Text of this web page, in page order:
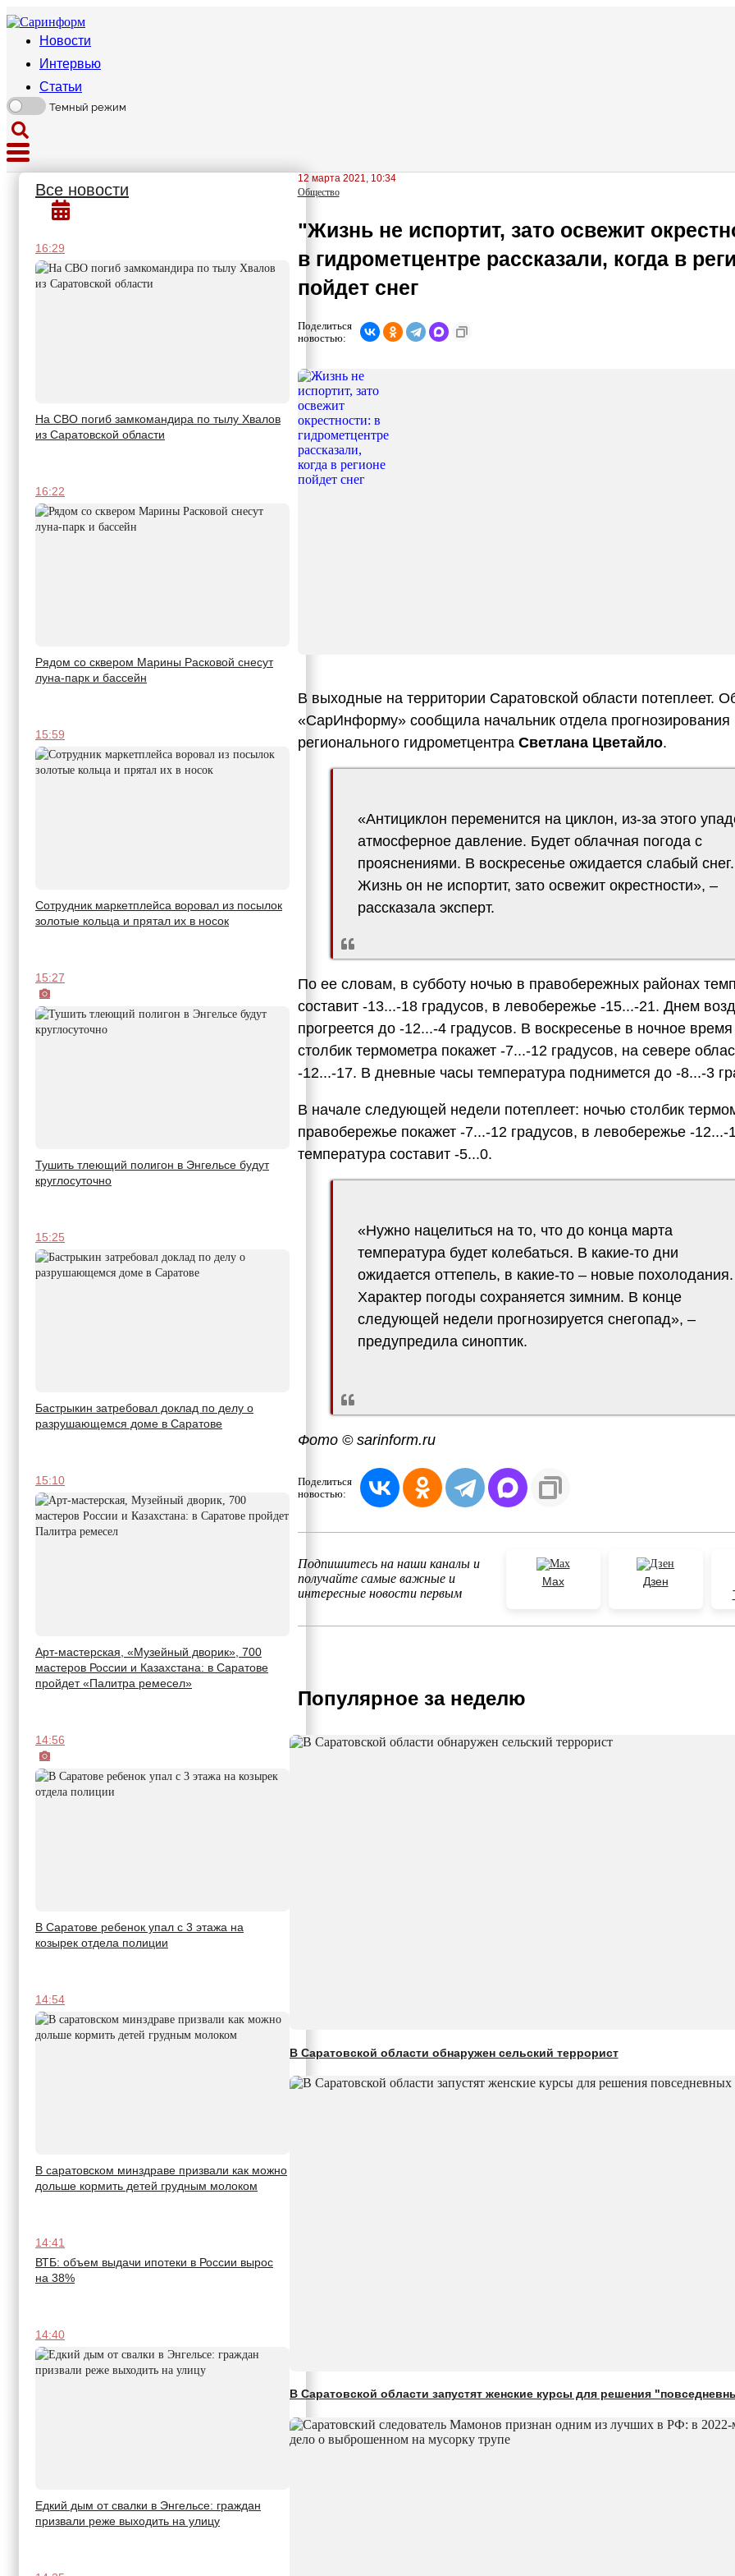
Новости
Интервью
Статьи
Темный режим
Все новости
16:29
На СВО погиб замкомандира по тылу Хвалов
из Саратовской области
16:22
Рядом со сквером Марины Расковой снесут
луна-парк и бассейн
15:59
Сотрудник маркетплейса воровал из посылок
золотые кольца и прятал их в носок
15:27
Тушить тлеющий полигон в Энгельсе будут
круглосуточно
15:25
Бастрыкин затребовал доклад по делу о
разрушающемся доме в Саратове
15:10
Арт-мастерская, «Музейный дворик», 700
мастеров России и Казахстана: в Саратове
пройдет «Палитра ремесел»
14:56
В Саратове ребенок упал с 3 этажа на
козырек отдела полиции
14:54
В саратовском минздраве призвали как можно
дольше кормить детей грудным молоком
14:41
ВТБ: объем выдачи ипотеки в России вырос
на 38%
14:40
Едкий дым от свалки в Энгельсе: граждан
призвали реже выходить на улицу
12 марта 2021, 10:34
Общество
"Жизнь не испортит, зато освежит
в гидрометцентре рассказали, когда в
пойдет снег
Поделиться
новостью:
В выходные на территории Саратовской области потеплеет.
«СарИнформу» сообщила начальник отдела прогнозирования
регионального гидрометцентра Светлана Цветайло.
«Антициклон переменится на циклон, из-за этого
атмосферное давление. Будет облачная погода с
прояснениями. В воскресенье ожидается слабый снег.
Жизнь он не испортит, зато освежит окрестности», –
рассказала эксперт.
По ее словам, в субботу ночью в правобережных районах
составит -13...-18 градусов, в левобережье -15...-21. Днем
прогреется до -12...-4 градусов. В воскресенье в ночное
столбик термометра покажет -7...-12 градусов, на севере
-12...-17. В дневные часы температура поднимется до -8...-3
В начале следующей недели потеплеет: ночью столбик
правобережье покажет -7...-12 градусов, в левобережье -
температура составит -5...0.
«Нужно нацелиться на то, что до конца марта
температура будет колебаться. В какие-то дни
ожидается оттепель, в какие-то – новые похолодания.
Характер погоды сохраняется зимним. В конце
следующей недели прогнозируется снегопад», –
предупредила синоптик.
Фото © sarinform.ru
Поделиться
новостью:
Подпишитесь на наши каналы и
получайте самые важные и
интересные новости первым
Max
Дзен
Популярное за неделю
В Саратовской области обнаружен сельский террорист
В Саратовской области запустят женские курсы для решения